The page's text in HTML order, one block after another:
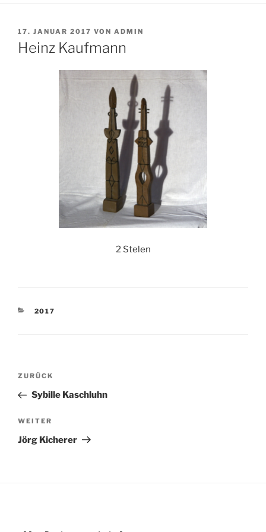
VERÖFFENTLICHT
AM
17. JANUAR 2017 VON ADMIN
Heinz Kaufmann
2 Stelen
KATEGORIEN
2017
Beitragsnavigation
Vorheriger
Beitrag
ZURÜCK
Sybille Kaschluhn
Nächster
Beitrag
WEITER
Jörg Kicherer